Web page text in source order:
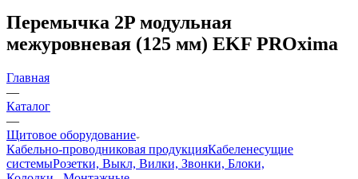
Перемычка 2P модульная
межуровневая (125 мм) EKF PROxima
Главная
—
Каталог
—
Щитовое оборудование
Кабельно-проводниковая продукцияКабеленесущие
системыРозетки, Выкл, Вилки, Звонки, Блоки,